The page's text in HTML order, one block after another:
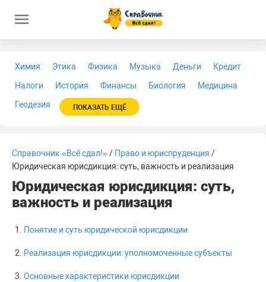
Химия Этика Физика Музыка Деньги
Кредит
Налоги
История Финансы Биология
Медицина
Геодезия
ПОКАЗАТЬ ЕЩЁ
Справочник «Всё сдал!»/ Право и юриспруденция /
Юридическая юрисдикция: суть, важность и реализация
Юридическая юрисдикция: суть,
важность и реализация
Понятие и суть юридической юрисдикции
Реализация юрисдикции: уполномоченные субъекты
Основные характеристики юрисдикции